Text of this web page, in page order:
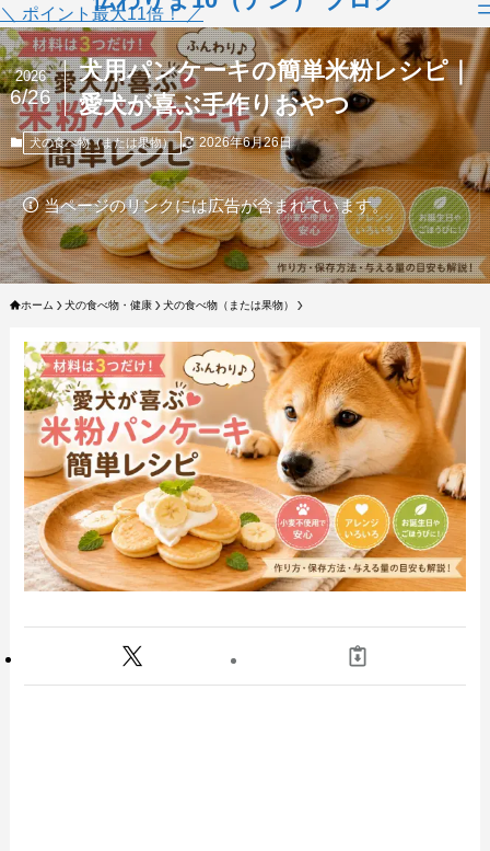
＼ ポイント最大11倍！ ／
犬用パンケーキの簡単米粉レシピ｜
愛犬が喜ぶ手作りおやつ
2026
6/26
犬の食べ物（または果物） 2026年6月26日
当ページのリンクには広告が含まれています。
ホーム 犬の食べ物・健康 犬の食べ物（または果物）